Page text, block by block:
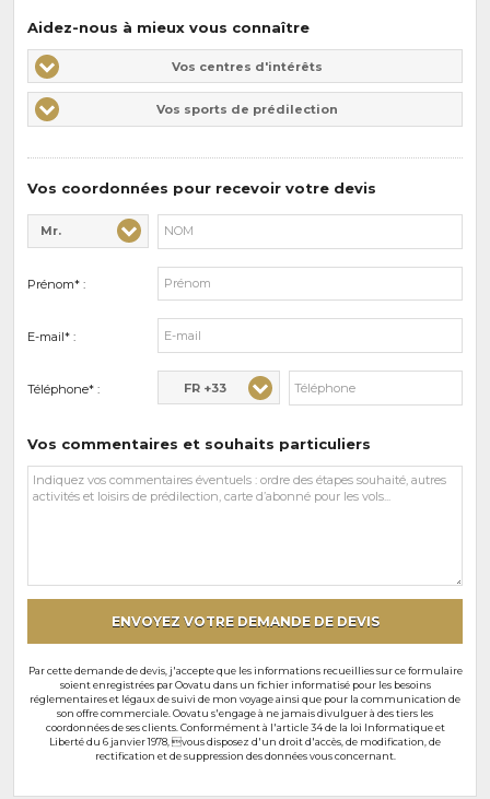
Aidez-nous à mieux vous connaître
Vos
centres
d'intérêts
Vos centres d'intérêts
Vos
sports
Vos sports de prédilection
Vos coordonnées pour recevoir votre devis
Civilité* :
Mr.
Nom* :
Prénom* :
E-mail* :
Téléphone* : FR +33
Vos commentaires et souhaits particuliers
Vos
commentaires
ENVOYEZ VOTRE DEMANDE DE DEVIS
Par cette demande de devis, j'accepte que les informations recueillies sur ce formulaire
soient enregistrées par Oovatu dans un fichier informatisé pour les besoins
réglementaires et légaux de suivi de mon voyage ainsi que pour la communication de
son offre commerciale. Oovatu s'engage à ne jamais divulguer à des tiers les
coordonnées de ses clients. Conformément à l'article 34 de la loi Informatique et
Liberté du 6 janvier 1978, vous disposez d'un droit d'accès, de modification, de
rectification et de suppression des données vous concernant.